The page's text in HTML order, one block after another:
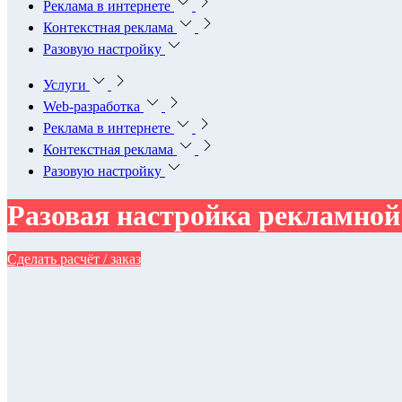
Реклама в интернете
Контекстная реклама
Разовую настройку
Услуги
Web-разработка
Реклама в интернете
Контекстная реклама
Разовую настройку
Разовая настройка
Сделать расчёт / заказ